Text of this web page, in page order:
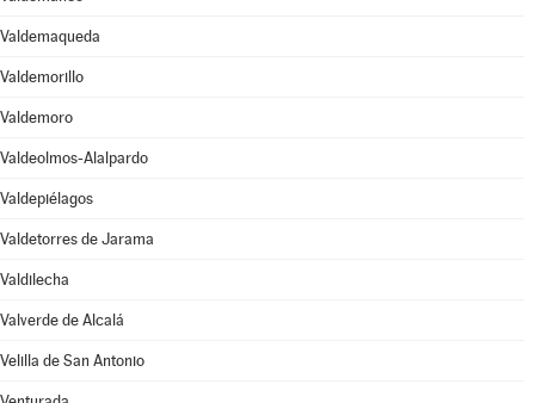
Valdemaqueda
Valdemorillo
Valdemoro
Valdeolmos-Alalpardo
Valdepiélagos
Valdetorres de Jarama
Valdilecha
Valverde de Alcalá
Velilla de San Antonio